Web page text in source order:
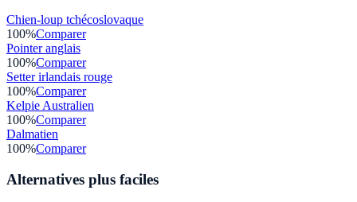
Chien-loup tchécoslovaque
100%Comparer
Pointer anglais
100%Comparer
Setter irlandais rouge
100%Comparer
Kelpie Australien
100%Comparer
Dalmatien
100%Comparer
Alternatives plus faciles